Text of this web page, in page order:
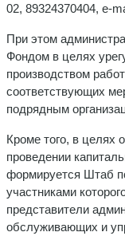
02, 89324370404, e-
При этом
Фондом в целях
производством
соответствующих
подрядным
Кроме того, в целях
проведении
формируется Штаб
участниками
представители
обслуживающих и